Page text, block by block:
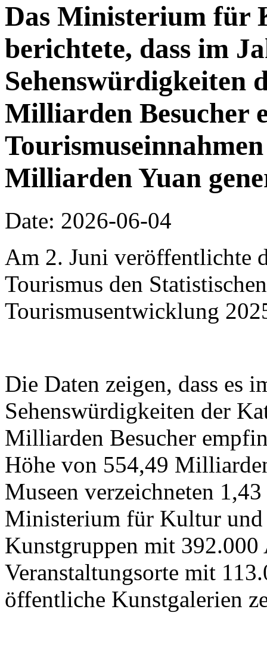
Das Ministerium für
berichtete, dass im
Sehenswürdigkeiten
Milliarden Besucher
Milliarden Yuan
Date: 2026-06-04
Am 2. Juni veröffentlichte
Tourismus den
Tourismusentwicklung
Die Daten zeigen, dass es
Sehenswürdigkeiten der
Milliarden Besucher
Höhe von 554,49
Museen verzeichneten
Ministerium für Kultur und
Kunstgruppen mit
Veranstaltungsorte mit
öffentliche Kunstgalerien